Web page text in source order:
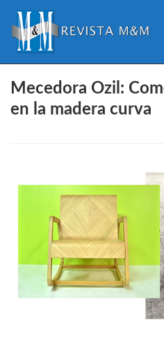
Mecedora Ozil:
en la madera curva